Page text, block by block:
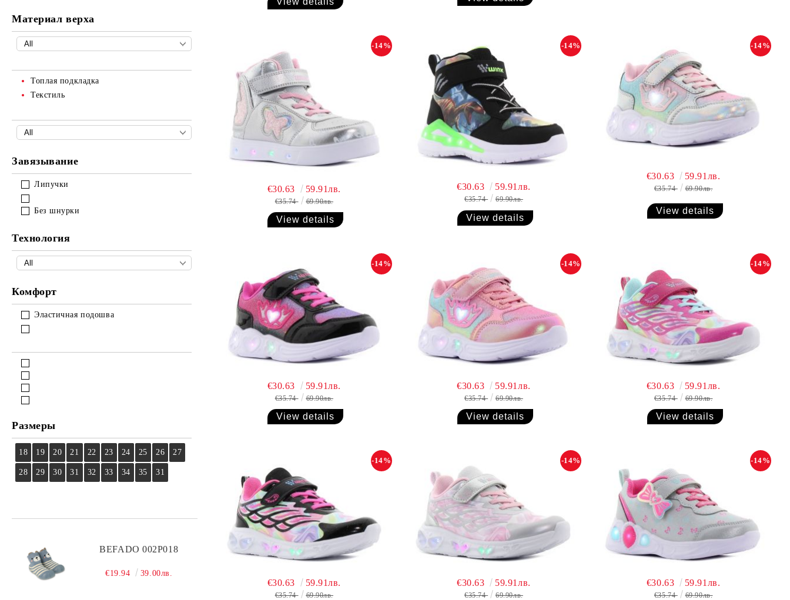
Чистка
Защита
Уход
Чистка
Материал верха
Топлая подкладка
Текстиль
Завязывание
Липучки
Без шнурки
Технология
Комфорт
Эластичная подошва
Размеры
18 19 20 21 22 23 24 25 26 27
28 29 30 31 32 33 34 35 31
BEFADO 002P018
€19.94 39.00лв.
-14%
€30.63 59.91лв.
€35.74 69.90лв.
View details
-14%
€30.63 59.91лв.
€35.74 69.90лв.
View details
-14%
€30.63 59.91лв.
€35.74 69.90лв.
View details
-14%
€30.63 59.91лв.
€35.74 69.90лв.
View details
-14%
€30.63 59.91лв.
€35.74 69.90лв.
View details
-14%
€30.63 59.91лв.
€35.74 69.90лв.
View details
-14%
€30.63 59.91лв.
€35.74 69.90лв.
-14%
€30.63 59.91лв.
€35.74 69.90лв.
-14%
€30.63 59.91лв.
€35.74 69.90лв.